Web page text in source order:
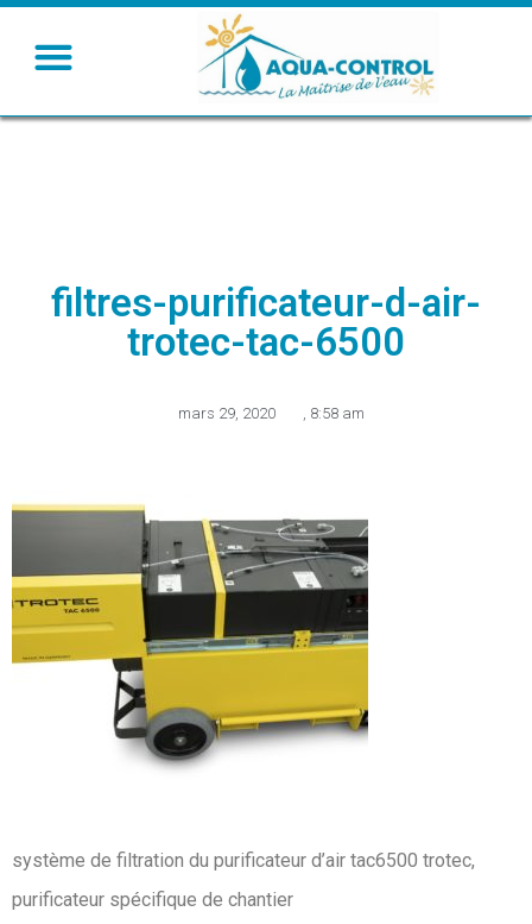
filtres-purificateur-d-air-
trotec-tac-6500
mars 29, 2020 , 8:58 am
système de filtration du purificateur d’air tac6500 trotec,
purificateur spécifique de chantier